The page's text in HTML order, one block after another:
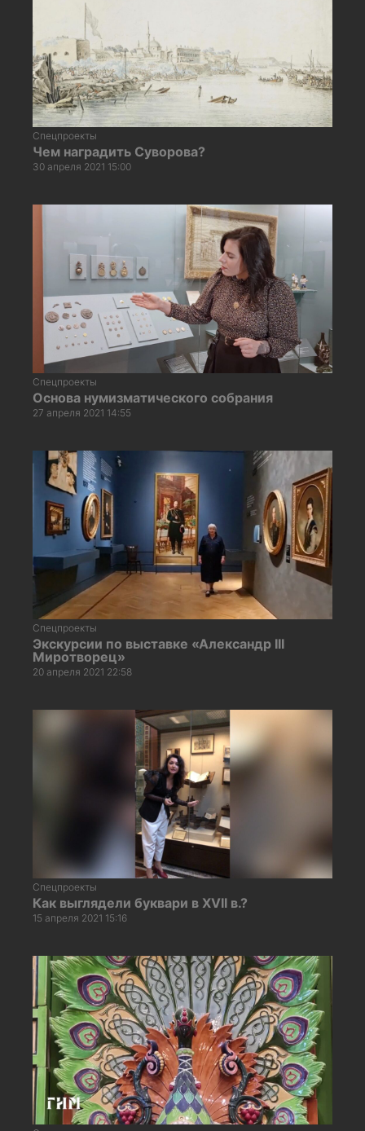
Спецпроекты
Чем наградить Суворова?
30 апреля 2021 15:00
Спецпроекты
Основа нумизматического собрания
27 апреля 2021 14:55
Спецпроекты
Экскурсии по выставке «Александр III
Миротворец»
20 апреля 2021 22:58
Спецпроекты
Как выглядели буквари в XVII в.?
15 апреля 2021 15:16